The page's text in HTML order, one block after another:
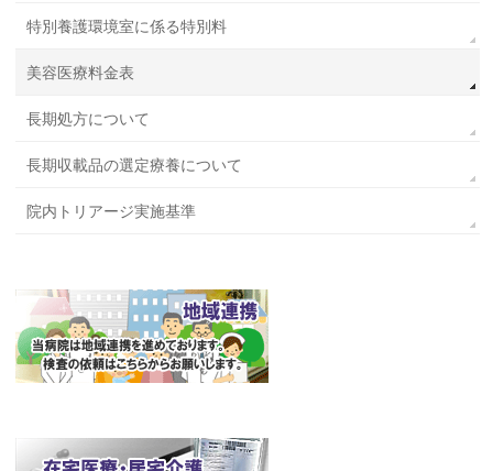
特別養護環境室に係る特別料
美容医療料金表
長期処方について
長期収載品の選定療養について
院内トリアージ実施基準